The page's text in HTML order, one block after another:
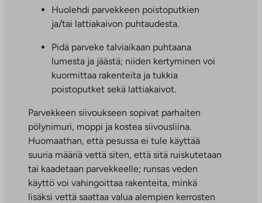
Huolehdi parvekkeen poistoputkien
ja/tai lattiakaivon puhtaudesta.
Pidä parveke talviaikaan puhtaana
lumesta ja jäästä; niiden kertyminen voi
kuormittaa rakenteita ja tukkia
poistoputket sekä lattiakaivot.
Parvekkeen siivoukseen sopivat parhaiten
pölynimuri, moppi ja kostea siivousliina.
Huomaathan, että pesussa ei tule käyttää
suuria määriä vettä siten, että sitä ruiskutetaan
tai kaadetaan parvekkeelle; runsas veden
käyttö voi vahingoittaa rakenteita, minkä
lisäksi vettä saattaa valua alempien kerrosten